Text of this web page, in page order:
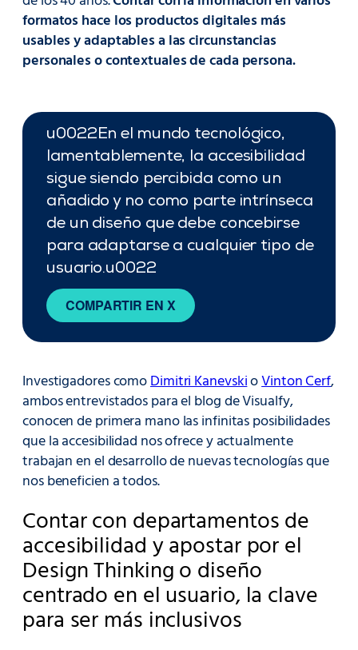
formatos hace los productos digitales más
usables y adaptables a las circunstancias
personales o contextuales de cada persona.
u0022En el mundo tecnológico,
lamentablemente, la accesibilidad
sigue siendo percibida como un
añadido y no como parte intrínseca
de un diseño que debe concebirse
para adaptarse a cualquier tipo de
usuario.u0022
COMPARTIR EN X
Investigadores comoDimitri KanevskioVinton Cerf,
ambos entrevistados para el blog de Visualfy,
conocen de primera mano las infinitas posibilidades
que la accesibilidad nos ofrece y actualmente
trabajan en el desarrollo de nuevas tecnologías que
nos beneficien a todos.
Contar con departamentos de
accesibilidad y apostar por el
Design Thinking o diseño
centrado en el usuario, la clave
para ser más inclusivos